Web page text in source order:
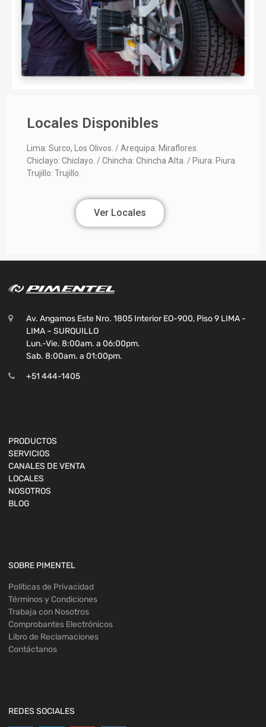
Locales Disponibles
Lima: Surco, Los Olivos. / Arequipa: Miraflores.
Chiclayo: Chiclayo. / Chincha: Chincha Alta. / Piura: Piura.
Trujillo: Trujillo.
Ver Locales
Av. Angamos Este Nro. 1805 Interior EO-900, Piso 9 LIMA -
LIMA – SURQUILLO
Lun.-Vie. 8:00am. a 06:00pm.
Sab. 8:00am. a 01:00pm.
+51 444-1405
PRODUCTOS
SERVICIOS
CANALES DE VENTA
LOCALES
NOSOTROS
BLOG
SOBRE PIMENTEL
Políticas de Privacidad
Términos y Condiciones
Trabaja con Nosotros
Comprobantes Electrónicos
Libro de Reclamaciones
Contáctanos
REDES SOCIALES